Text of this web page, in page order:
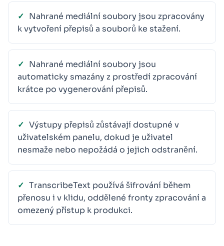
Nahrané mediální soubory jsou zpracovány
k vytvoření přepisů a souborů ke stažení.
Nahrané mediální soubory jsou
automaticky smazány z prostředí zpracování
krátce po vygenerování přepisů.
Výstupy přepisů zůstávají dostupné v
uživatelském panelu, dokud je uživatel
nesmaže nebo nepožádá o jejich odstranění.
TranscribeText používá šifrování během
přenosu i v klidu, oddělené fronty zpracování a
omezený přístup k produkci.